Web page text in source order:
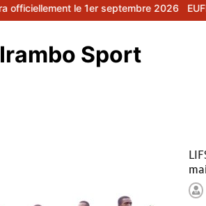
1er septembre 2026 EUFBUK : le FC
Irambo Sport